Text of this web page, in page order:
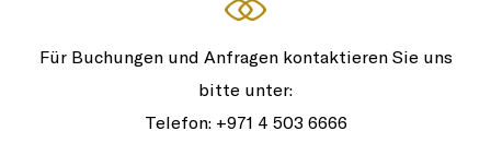
Für Buchungen und Anfragen kontaktieren Sie uns
bitte unter:
Telefon: +971 4 503 6666